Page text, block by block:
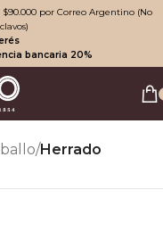
por Correo Argentino (No
bancaria 20%
/Herrado